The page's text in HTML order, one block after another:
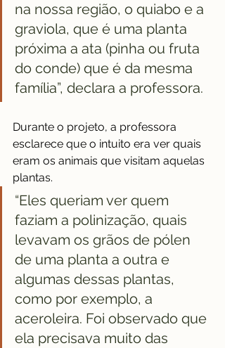
na nossa região, o quiabo e a
graviola, que é uma planta
próxima a ata (pinha ou fruta
do conde) que é da mesma
família”, declara a professora.
Durante o projeto, a professora
esclarece que o intuito era ver quais
eram os animais que visitam aquelas
plantas.
“Eles queriam ver quem
faziam a polinização, quais
levavam os grãos de pólen
de uma planta a outra e
algumas dessas plantas,
como por exemplo, a
aceroleira. Foi observado que
ela precisava muito das